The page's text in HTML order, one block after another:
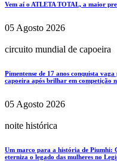
Vem aí o ATLETA TOTAL, a maior
05 Agosto 2026
circuito mundial de capoeira
Pimentense de 17 anos conquista
capoeira após brilhar em competição
05 Agosto 2026
noite histórica
Um marco para a história de Piumhi:
eterniza o legado das mulheres no